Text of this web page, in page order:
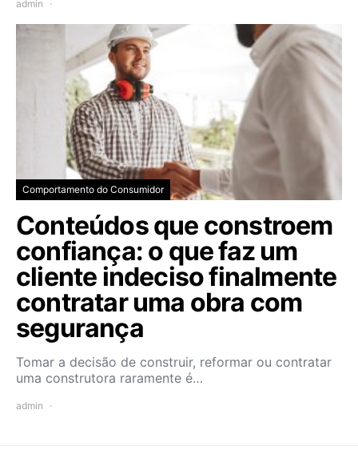
admin
Comportamento do Consumidor
Conteúdos que constroem
confiança: o que faz um
cliente indeciso finalmente
contratar uma obra com
segurança
Tomar a decisão de construir, reformar ou contratar
uma construtora raramente é…
admin